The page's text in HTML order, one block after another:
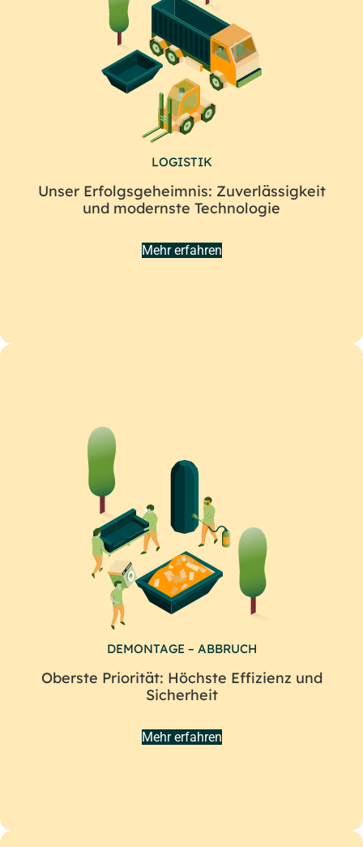
LOGISTIK
Unser Erfolgsgeheimnis: Zuverlässigkeit
und modernste Technologie
Mehr erfahren
DEMONTAGE – ABBRUCH
Oberste Priorität: Höchste Effizienz und
Sicherheit
Mehr erfahren